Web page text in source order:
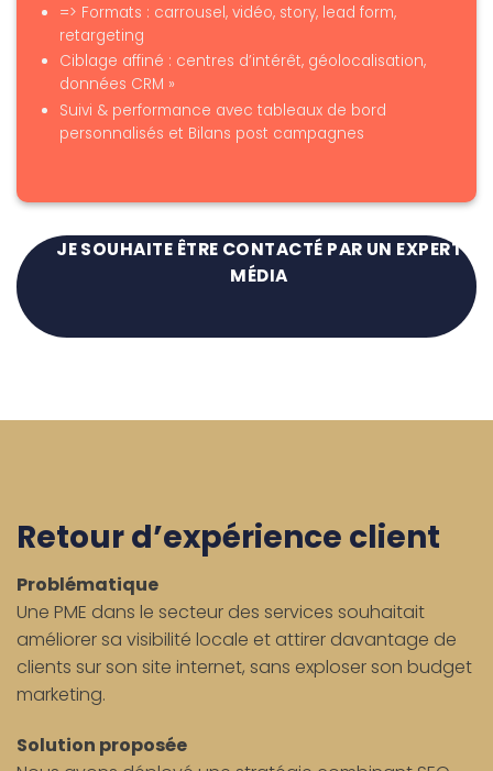
=> Formats : carrousel, vidéo, story, lead form,
retargeting
Ciblage affiné : centres d’intérêt, géolocalisation,
données CRM »
Suivi & performance avec tableaux de bord
personnalisés et Bilans post campagnes
JE SOUHAITE ÊTRE CONTACTÉ PAR UN EXPERT
MÉDIA
Retour d’expérience client
Problématique
Une PME dans le secteur des services souhaitait
améliorer sa visibilité locale et attirer davantage de
clients sur son site internet, sans exploser son budget
marketing.
Solution proposée